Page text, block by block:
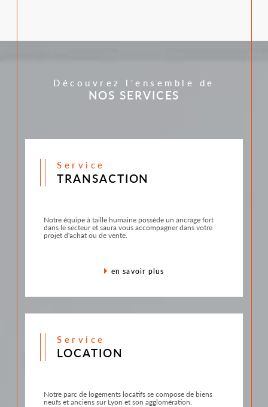
Découvrez l'ensemble de
NOS SERVICES
service
TRANSACTION
Notre équipe à taille humaine possède un ancrage fort
dans le secteur et saura vous accompagner dans votre
projet d'achat ou de vente.
en savoir plus
service
LOCATION
Notre parc de logements locatifs se compose de biens
neufs et anciens sur Lyon et son agglomération.